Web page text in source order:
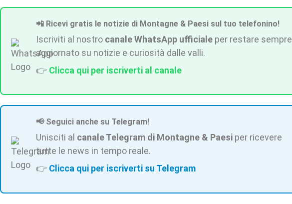
📲 Ricevi gratis le notizie di Montagne & Paesi sul tuo telefonino!
Iscriviti al nostro canale WhatsApp ufficiale per restare sempre
aggiornato su notizie e curiosità dalle valli.
👉 Clicca qui per iscriverti al canale
📢 Seguici anche su Telegram!
Unisciti al canale Telegram di Montagne & Paesi per ricevere
tutte le news in tempo reale.
👉 Clicca qui per iscriverti su Telegram